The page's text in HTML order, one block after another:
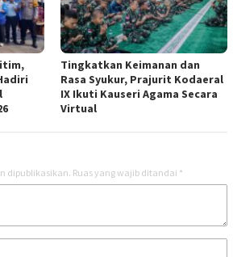
Tingkatkan Keimanan dan
Rasa Syukur, Prajurit Kodaeral
IX Ikuti Kauseri Agama Secara
Virtual
dipublikasikan. Ruas yang wajib ditandai *